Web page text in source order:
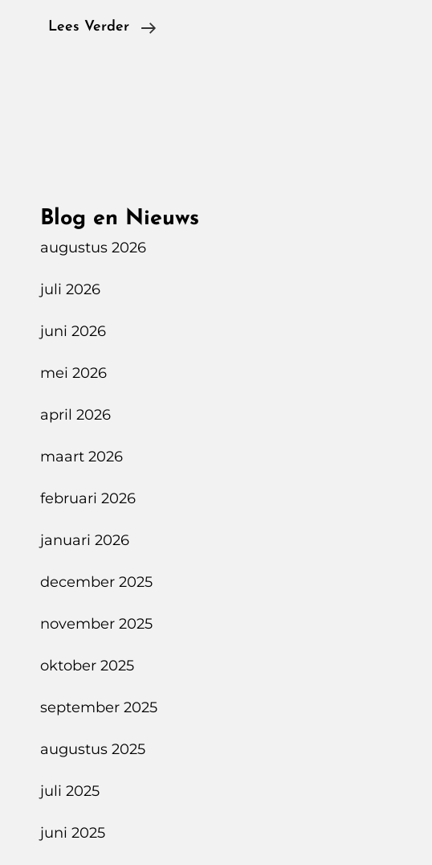
Lees Verder
Mijn
Blog en Nieuws
augustus 2026
juli 2026
juni 2026
mei 2026
april 2026
maart 2026
februari 2026
januari 2026
december 2025
november 2025
oktober 2025
september 2025
augustus 2025
juli 2025
juni 2025